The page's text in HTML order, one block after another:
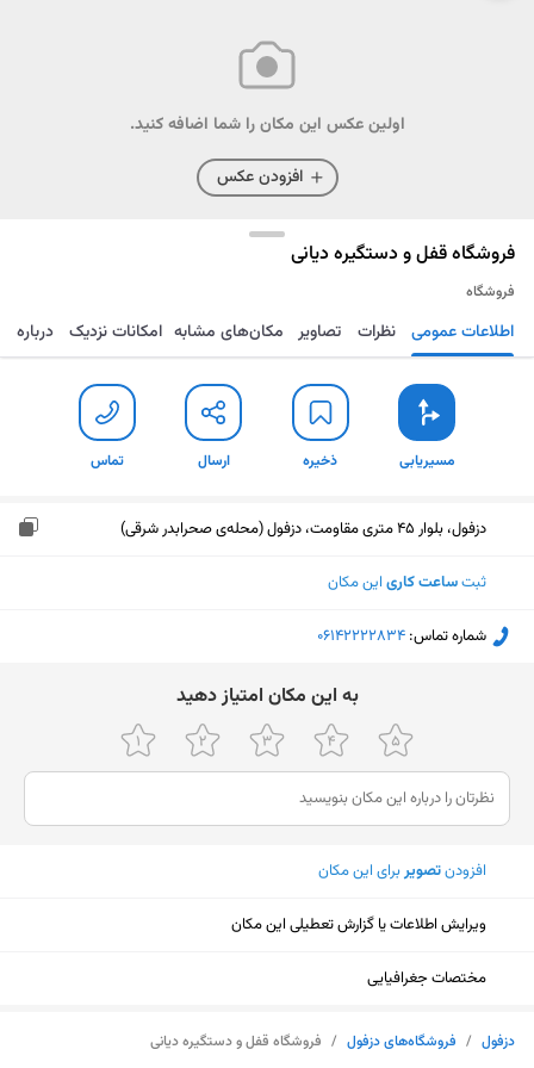
اولین عکس این مکان را شما اضافه کنید.
افزودن عکس
فروشگاه قفل و دستگیره دیانی
فروشگاه
مسیریابی ذخیره ارسال تماس اطلاعات عمومی نظرات تصاویر مکان‌های مشابه امکانات نزدیک درباره
مسیریابی ذخیره ارسال تماس
دزفول، بلوار 45 متری مقاومت، دزفول (محله‌ی صحرابدر شرقی)
ثبتساعت کاری این مکان
شماره تماس: ‎06142222834
ﺑﻪ اﯾﻦ ﻣﮑﺎن اﻣﺘﯿﺎز دﻫﯿﺪ
افزودنتصویربرای این مکان
ویرایش اطلاعات یا گزارش تعطیلی این مکان
مختصات جغرافیایی
دزفول / فروشگاه‌های دزفول / فروشگاه قفل و دستگیره دیانی